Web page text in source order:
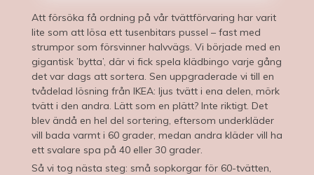
Att försöka få ordning på vår tvättförvaring har varit
lite som att lösa ett tusenbitars pussel – fast med
strumpor som försvinner halvvägs. Vi började med en
gigantisk ’bytta’, där vi fick spela klädbingo varje gång
det var dags att sortera. Sen uppgraderade vi till en
tvådelad lösning från IKEA: ljus tvätt i ena delen, mörk
tvätt i den andra. Lätt som en plätt? Inte riktigt. Det
blev ändå en hel del sortering, eftersom underkläder
vill bada varmt i 60 grader, medan andra kläder vill ha
ett svalare spa på 40 eller 30 grader.
Så vi tog nästa steg: små sopkorgar för 60-tvätten,